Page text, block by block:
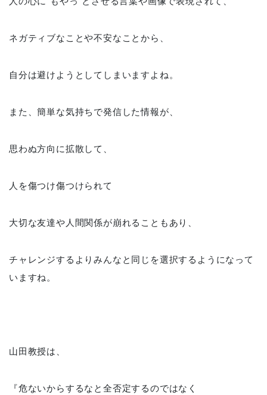
ネガティブなことや不安なことから、
自分は避けようとしてしまいますよね。
また、簡単な気持ちで発信した情報が、
思わぬ方向に拡散して、
人を傷つけ傷つけられて
大切な友達や人間関係が崩れることもあり、
チャレンジするよりみんなと同じを選択するようになって
いますね。
山田教授は、
『危ないからするなと全否定するのではなく